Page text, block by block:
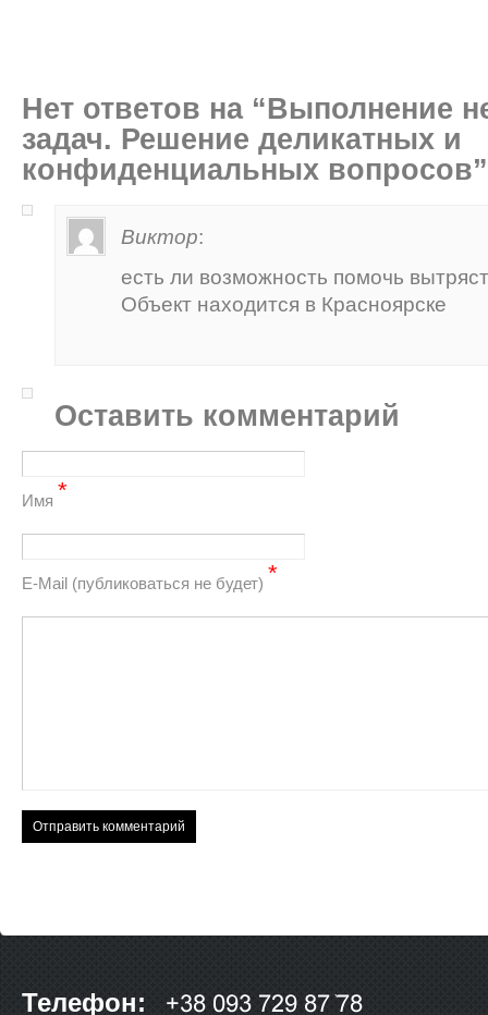
Нет ответов на “Выполнение
задач. Решение деликатных и
конфиденциальных вопросов”
Виктор:
есть ли возможность помочь
Объект находится в Красноярске
Оставить комментарий
Имя *
Е-Mail (публиковаться не будет) *
Телефон: